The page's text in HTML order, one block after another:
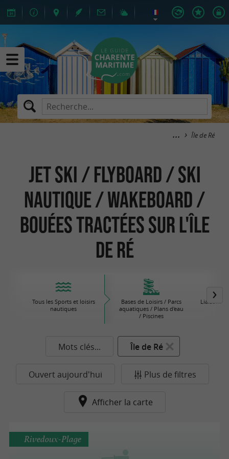
Île de Ré
Jet Ski / Flyboard / Ski
Nautique / Wakeboard /
Bouées Tractées sur l'Île
de Ré
Tous les Sports et loisirs
nautiques
Bases de Loisirs / Parcs
aquatiques / Plans d'eau
/ Piscines
Liaisons
Mots clés... Île de Ré
Ouvert aujourd'hui Plus de filtres
Afficher la carte
Rivedoux-Plage